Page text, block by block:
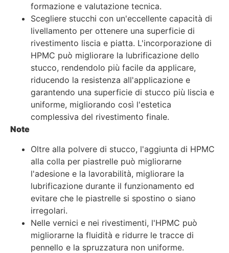
formazione e valutazione tecnica.
Scegliere stucchi con un'eccellente capacità di
livellamento per ottenere una superficie di
rivestimento liscia e piatta. L'incorporazione di
HPMC può migliorare la lubrificazione dello
stucco, rendendolo più facile da applicare,
riducendo la resistenza all'applicazione e
garantendo una superficie di stucco più liscia e
uniforme, migliorando così l'estetica
complessiva del rivestimento finale.
Note
Oltre alla polvere di stucco, l'aggiunta di HPMC
alla colla per piastrelle può migliorarne
l'adesione e la lavorabilità, migliorare la
lubrificazione durante il funzionamento ed
evitare che le piastrelle si spostino o siano
irregolari.
Nelle vernici e nei rivestimenti, l'HPMC può
migliorarne la fluidità e ridurre le tracce di
pennello e la spruzzatura non uniforme.